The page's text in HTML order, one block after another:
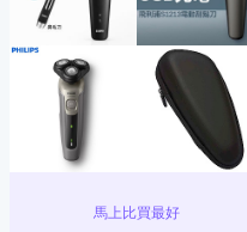
馬上比買最好